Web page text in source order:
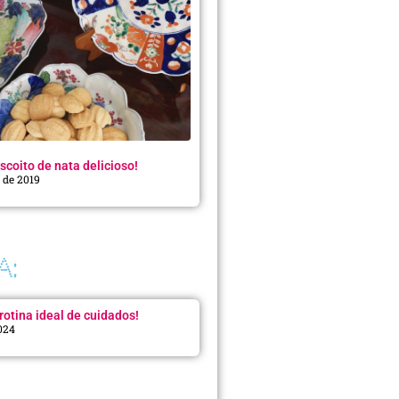
de nata delicioso!
2019
ideal de cuidados!